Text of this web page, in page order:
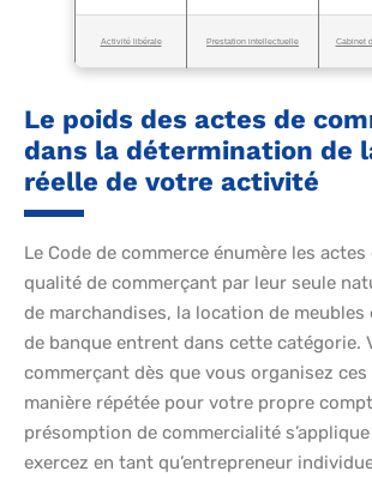
Activité libérale Prestation intellectuelle Cabinet
Le poids des actes de
dans la détermination de
réelle de votre activité
Le Code de commerce énumère les
qualité de commerçant par leur seule
de marchandises, la location de
de banque entrent dans cette catégorie.
commerçant dès que vous organisez
manière répétée pour votre propre
présomption de commercialité
exercez en tant qu’entrepreneur